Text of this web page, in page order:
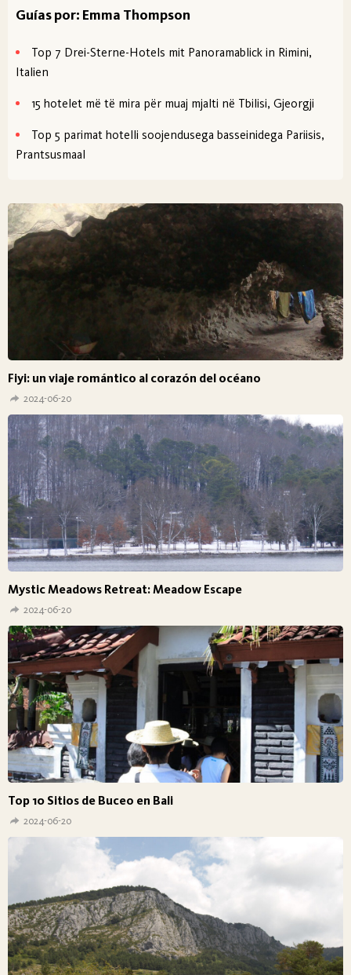
Guías por: Emma Thompson
Top 7 Drei-Sterne-Hotels mit Panoramablick in Rimini,
Italien
15 hotelet më të mira për muaj mjalti në Tbilisi, Gjeorgji
Top 5 parimat hotelli soojendusega basseinidega Pariisis,
Prantsusmaal
Fiyi: un viaje romántico al corazón del océano
2024-06-20
Mystic Meadows Retreat: Meadow Escape
2024-06-20
Top 10 Sitios de Buceo en Bali
2024-06-20